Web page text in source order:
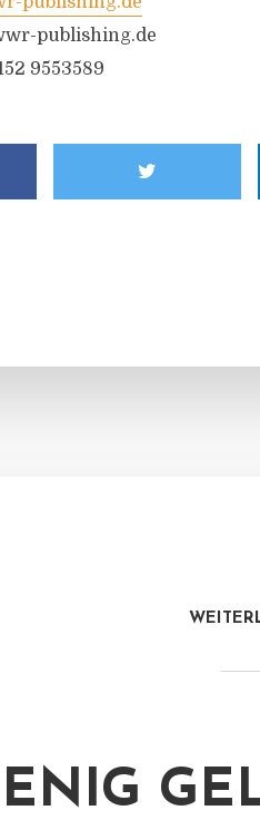
publishing.de
9553589